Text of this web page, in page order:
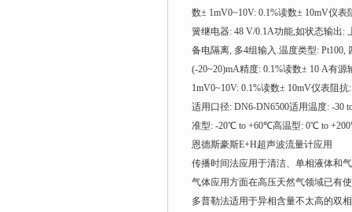
数± 1mV0~10V: 0.1%读数± 10mV仪
簧继电器: 48 V/0.1A功能,如状态输出:
备电隔离, 多4组输入.温度类型:
(-20~20)mA精度: 0.1%读数± 10 A有源
1mV0~10V: 0.1%读数± 10mV仪表阻
适用口径: DN6-DN6500适用温度: -30
准型: -20℃ to +60℃高温型: 0℃ to
恩德斯豪斯E+H超声波流量计应用
传播时间法应用于清洁、单相液体和
气体应用方面在高压天然气领域已有
多普勒法适用于异相含量不太高的双